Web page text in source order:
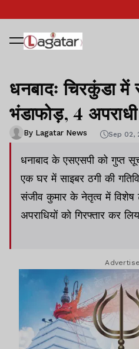
धनबादः चिरकुंडा में
भंडाफोड़, 4 अपराधी
By Lagatar News Sep 02,
धनाबाद के एसएसपी को गुप्त
एक घर में साइबर ठगी की
संजीव कुमार के नेतृत्व में विशेष टीम ने
अपराधियों को गिरफ्तार कर